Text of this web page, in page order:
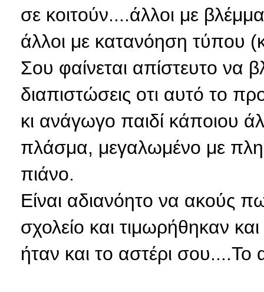
σε κοιτούν....άλλοι με
άλλοι με κατανόηση τύπου
Σου φαίνεται απίστευτο να
διαπιστώσεις οτι αυτό το
κι ανάγωγο παιδί κάποιου
πλάσμα, μεγαλωμένο με
πιάνο.
Είναι αδιανόητο να ακούς
σχολείο και τιμωρήθηκαν
ήταν και το αστέρι